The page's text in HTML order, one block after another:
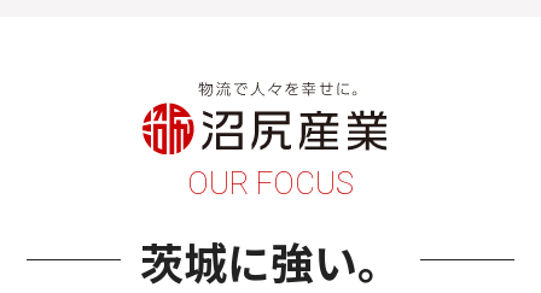
OUR FOCUS
茨城に強い。